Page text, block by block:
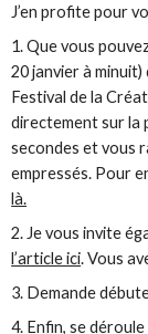
J’en profite pour
1. Que vous
20 janvier à
Festival de la
directement sur la
secondes et vous
empressés. Pour
là.
2. Je vous invite
l’article ici. Vous
3. Demande
4. Enfin, se